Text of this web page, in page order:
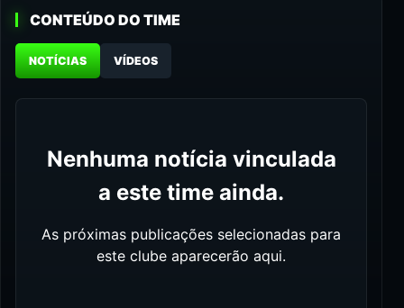
CONTEÚDO DO TIME
NOTÍCIAS VÍDEOS
Nenhuma notícia vinculada
a este time ainda.
As próximas publicações selecionadas para
este clube aparecerão aqui.